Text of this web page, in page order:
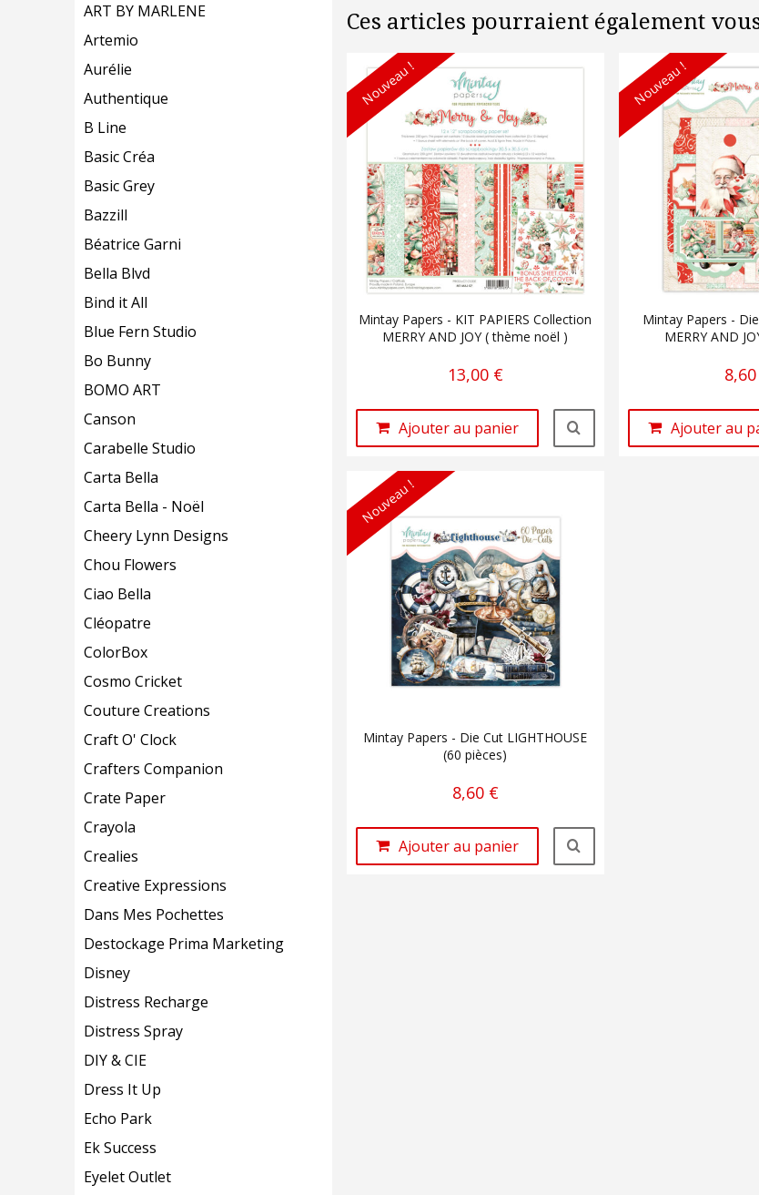
ART BY MARLENE
Artemio
Aurélie
Authentique
B Line
Basic Créa
Basic Grey
Bazzill
Béatrice Garni
Bella Blvd
Bind it All
Blue Fern Studio
Bo Bunny
BOMO ART
Canson
Carabelle Studio
Carta Bella
Carta Bella - Noël
Cheery Lynn Designs
Chou Flowers
Ciao Bella
Cléopatre
ColorBox
Cosmo Cricket
Couture Creations
Craft O' Clock
Crafters Companion
Crate Paper
Crayola
Crealies
Creative Expressions
Dans Mes Pochettes
Destockage Prima Marketing
Disney
Distress Recharge
Distress Spray
DIY & CIE
Dress It Up
Echo Park
Ek Success
Eyelet Outlet
Ces articles pourraient également
Nouveau !
Mintay Papers - KIT PAPIERS Collection
MERRY AND JOY ( thème noël )
13,00 €
Ajouter au panier
Nouveau !
Mintay Papers -
MERRY AND
Ajouter au
Nouveau !
Mintay Papers - Die Cut LIGHTHOUSE
(60 pièces)
8,60 €
Ajouter au panier